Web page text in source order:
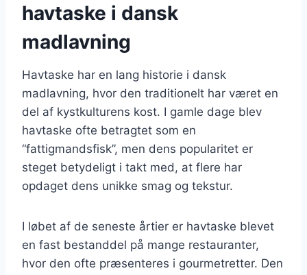
havtaske i dansk
madlavning
Havtaske har en lang historie i dansk
madlavning, hvor den traditionelt har været en
del af kystkulturens kost. I gamle dage blev
havtaske ofte betragtet som en
“fattigmandsfisk”, men dens popularitet er
steget betydeligt i takt med, at flere har
opdaget dens unikke smag og tekstur.
I løbet af de seneste årtier er havtaske blevet
en fast bestanddel på mange restauranter,
hvor den ofte præsenteres i gourmetretter. Den